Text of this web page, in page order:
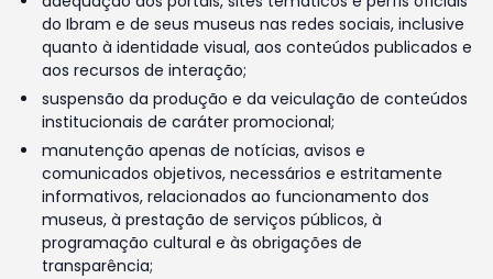
do Ibram e de seus museus nas redes sociais, inclusive
quanto à identidade visual, aos conteúdos publicados e
aos recursos de interação;
suspensão da produção e da veiculação de conteúdos
institucionais de caráter promocional;
manutenção apenas de notícias, avisos e
comunicados objetivos, necessários e estritamente
informativos, relacionados ao funcionamento dos
museus, à prestação de serviços públicos, à
programação cultural e às obrigações de
transparência;